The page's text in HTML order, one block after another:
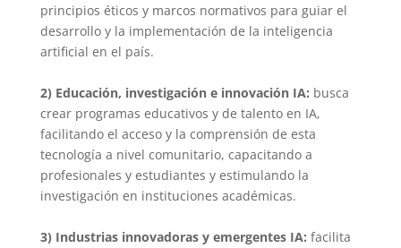
principios éticos y marcos normativos para guiar el
desarrollo y la implementación de la inteligencia
artificial en el país.
2) Educación, investigación e innovación IA: busca
crear programas educativos y de talento en IA,
facilitando el acceso y la comprensión de esta
tecnología a nivel comunitario, capacitando a
profesionales y estudiantes y estimulando la
investigación en instituciones académicas.
3) Industrias innovadoras y emergentes IA: facilita